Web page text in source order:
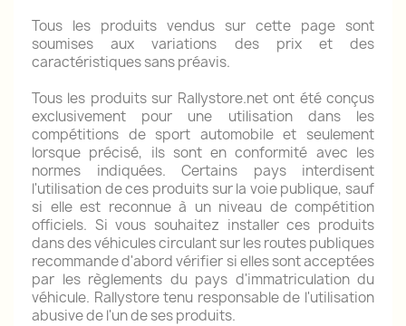
Tous les produits vendus sur cette page sont
soumises aux variations des prix et des
caractéristiques sans préavis.
Tous les produits sur Rallystore.net ont été conçus
exclusivement pour une utilisation dans les
compétitions de sport automobile et seulement
lorsque précisé, ils sont en conformité avec les
normes indiquées. Certains pays interdisent
l'utilisation de ces produits sur la voie publique, sauf
si elle est reconnue à un niveau de compétition
officiels. Si vous souhaitez installer ces produits
dans des véhicules circulant sur les routes publiques
recommande d'abord vérifier si elles sont acceptées
par les règlements du pays d'immatriculation du
véhicule. Rallystore tenu responsable de l'utilisation
abusive de l'un de ses produits.